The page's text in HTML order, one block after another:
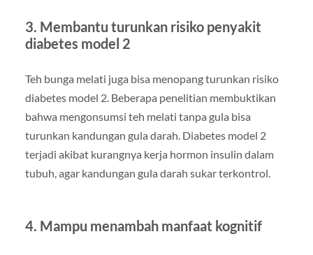
3. Membantu turunkan risiko penyakit
diabetes model 2
Teh bunga melati juga bisa menopang turunkan risiko
diabetes model 2. Beberapa penelitian membuktikan
bahwa mengonsumsi teh melati tanpa gula bisa
turunkan kandungan gula darah. Diabetes model 2
terjadi akibat kurangnya kerja hormon insulin dalam
tubuh, agar kandungan gula darah sukar terkontrol.
4. Mampu menambah manfaat kognitif